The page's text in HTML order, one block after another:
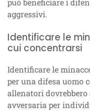
può beneficiare i
aggressivi.
Identificare le
cui concentrarsi
Identificare le
per una difesa uomo
allenatori
avversaria per